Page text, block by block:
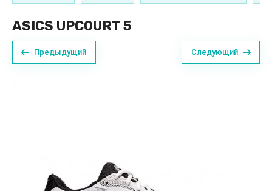
ASICS UPCOURT 5
Предыдущий Следующий